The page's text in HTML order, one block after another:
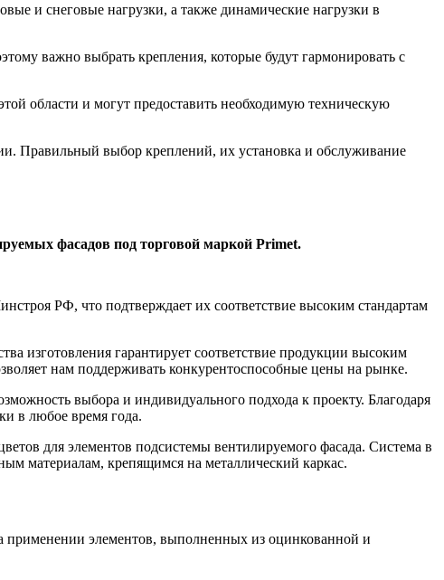
и снеговые нагрузки, а также динамические нагрузки в
важно выбрать крепления, которые будут гармонировать с
области и могут предоставить необходимую техническую
Правильный выбор креплений, их установка и обслуживание
фасадов под торговой маркой Primet.
РФ, что подтверждает их соответствие высоким стандартам
изготовления гарантирует соответствие продукции высоким
нам поддерживать конкурентоспособные цены на рынке.
выбора и индивидуального подхода к проекту. Благодаря
в любое время года.
для элементов подсистемы вентилируемого фасада. Система в
материалам, крепящимся на металлический каркас.
элементов, выполненных из оцинкованной и